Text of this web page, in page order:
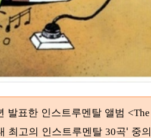
발표한 인스트루멘탈 앨범 <The
최고의 인스트루멘탈 30곡' 중의